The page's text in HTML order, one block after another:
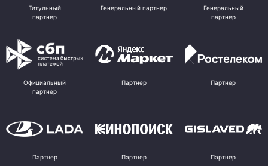
Титульный
партнер
Генеральный партнер
Генеральный
партнер
Официальный
партнер
Партнер Партнер
Партнер Партнер Партнер